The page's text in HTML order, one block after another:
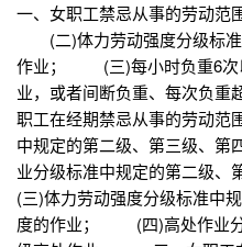
一、女职工禁忌从事的劳动
(二)体力劳动强度分级标准
作业； (三)每小时负重6次
业，或者间断负重、每次负
职工在经期禁忌从事的劳动
中规定的第二级、第三级、
业分级标准中规定的第二级
(三)体力劳动强度分级标准中
度的作业； (四)高处作业分